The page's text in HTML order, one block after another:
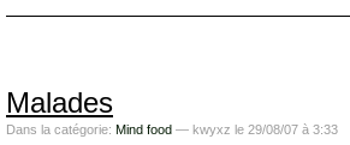
Malades
Dans la catégorie: Mind food — kwyxz le 29/08/07 à 3:33